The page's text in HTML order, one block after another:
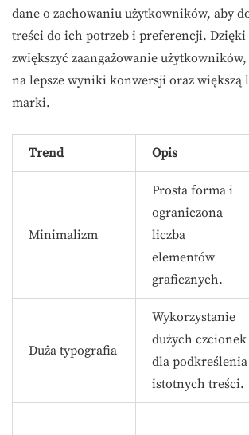
dane o zachowaniu użytkowników, aby
treści do ich potrzeb i preferencji. Dzięki
zwiększyć zaangażowanie użytkowników,
na lepsze wyniki konwersji oraz większą
marki.
Trend Opis
Minimalizm
Prosta forma i
ograniczona
liczba
elementów
graficznych.
Duża typografia
Wykorzystanie
dużych czcionek
dla podkreślenia
istotnych treści.